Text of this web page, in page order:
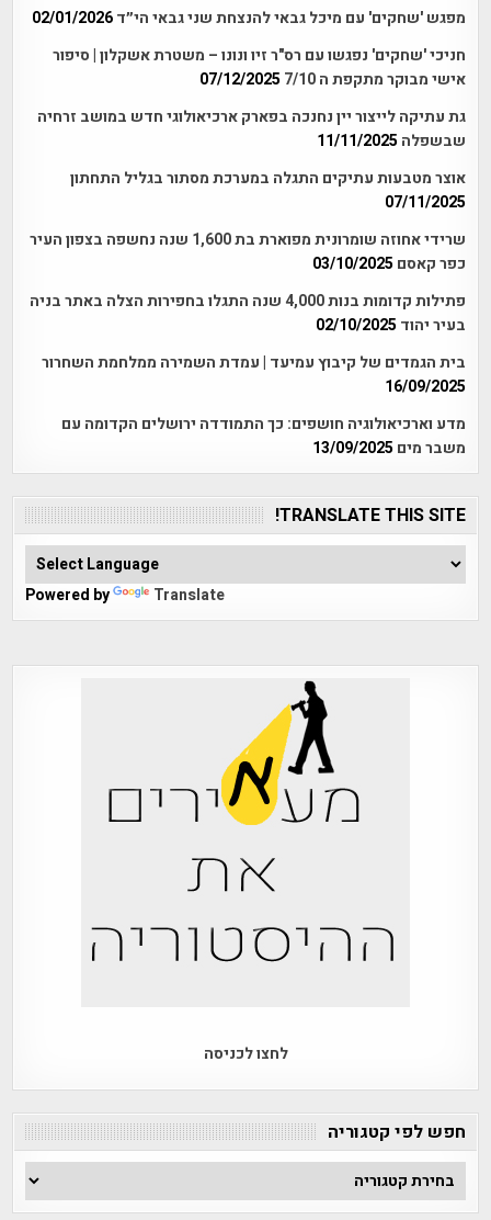
מפגש 'שחקים' עם מיכל גבאי להנצחת שני גבאי הי״ד 02/01/2026
חניכי 'שחקים' נפגשו עם רס"ר זיו ונונו – משטרת אשקלון | סיפור
אישי מבוקר מתקפת ה 7/10
07/12/2025
גת עתיקה לייצור יין נחנכה בפארק ארכיאולוגי חדש במושב זרחיה
שבשפלה 11/11/2025
אוצר מטבעות עתיקים התגלה במערכת מסתור בגליל התחתון
07/11/2025
שרידי אחוזה שומרונית מפוארת בת 1,600 שנה נחשפה בצפון העיר
כפר קאסם 03/10/2025
פתילות קדומות בנות 4,000 שנה התגלו בחפירות הצלה באתר בניה
בעיר יהוד 02/10/2025
בית הגמדים של קיבוץ עמיעד | עמדת השמירה ממלחמת השחרור
16/09/2025
מדע וארכיאולוגיה חושפים: כך התמודדה ירושלים הקדומה עם
משבר מים 13/09/2025
TRANSLATE THIS SITE!
Powered by Translate
לחצו לכניסה
חפש לפי קטגוריה
חפש
לפי